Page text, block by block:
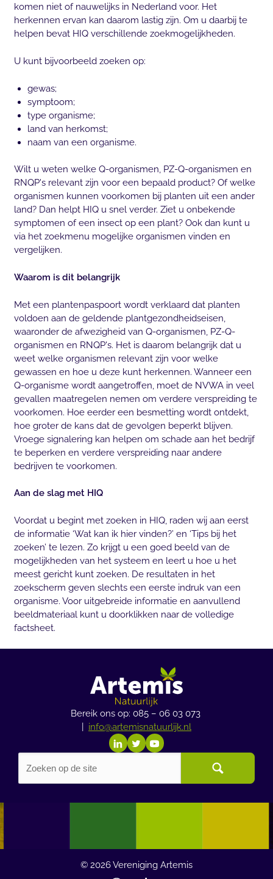
komen niet of nauwelijks in Nederland voor. Het
herkennen ervan kan daarom lastig zijn. Om u daarbij te
helpen bevat HIQ verschillende zoekmogelijkheden.
U kunt bijvoorbeeld zoeken op:
gewas;
symptoom;
type organisme;
land van herkomst;
naam van een organisme.
Wilt u weten welke Q-organismen, PZ-Q-organismen en
RNQP's relevant zijn voor een bepaald product? Of welke
organismen kunnen voorkomen bij planten uit een ander
land? Dan helpt HIQ u snel verder. Ziet u onbekende
symptomen of een insect op een plant? Ook dan kunt u
via het zoekmenu mogelijke organismen vinden en
vergelijken.
Waarom is dit belangrijk
Met een plantenpaspoort wordt verklaard dat planten
voldoen aan de geldende plantgezondheidseisen,
waaronder de afwezigheid van Q-organismen, PZ-Q-
organismen en RNQP's. Het is daarom belangrijk dat u
weet welke organismen relevant zijn voor welke
gewassen en hoe u deze kunt herkennen. Wanneer een
Q-organisme wordt aangetroffen, moet de NVWA in veel
gevallen maatregelen nemen om verdere verspreiding te
voorkomen. Hoe eerder een besmetting wordt ontdekt,
hoe groter de kans dat de gevolgen beperkt blijven.
Vroege signalering kan helpen om schade aan het bedrijf
te beperken en verdere verspreiding naar andere
bedrijven te voorkomen.
Aan de slag met HIQ
Voordat u begint met zoeken in HIQ, raden wij aan eerst
de informatie ‘Wat kan ik hier vinden?’ en ‘Tips bij het
zoeken’ te lezen. Zo krijgt u een goed beeld van de
mogelijkheden van het systeem en leert u hoe u het
meest gericht kunt zoeken. De resultaten in het
zoekscherm geven slechts een eerste indruk van een
organisme. Voor uitgebreide informatie en aanvullend
beeldmateriaal kunt u doorklikken naar de volledige
factsheet.
Bereik ons op: 085 – 06 03 073
info@artemisnatuurlijk.nl
© 2026Vereniging Artemis